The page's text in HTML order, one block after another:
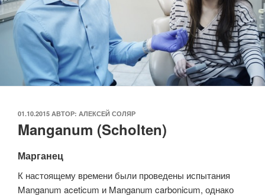
ОПУБЛИКОВАНО
01.10.2015 АВТОР: АЛЕКСЕЙ СОЛЯР
Manganum (Scholten)
Марганец
К настоящему времени были проведены испытания
Manganum aceticum и Manganum carbonicum, однако